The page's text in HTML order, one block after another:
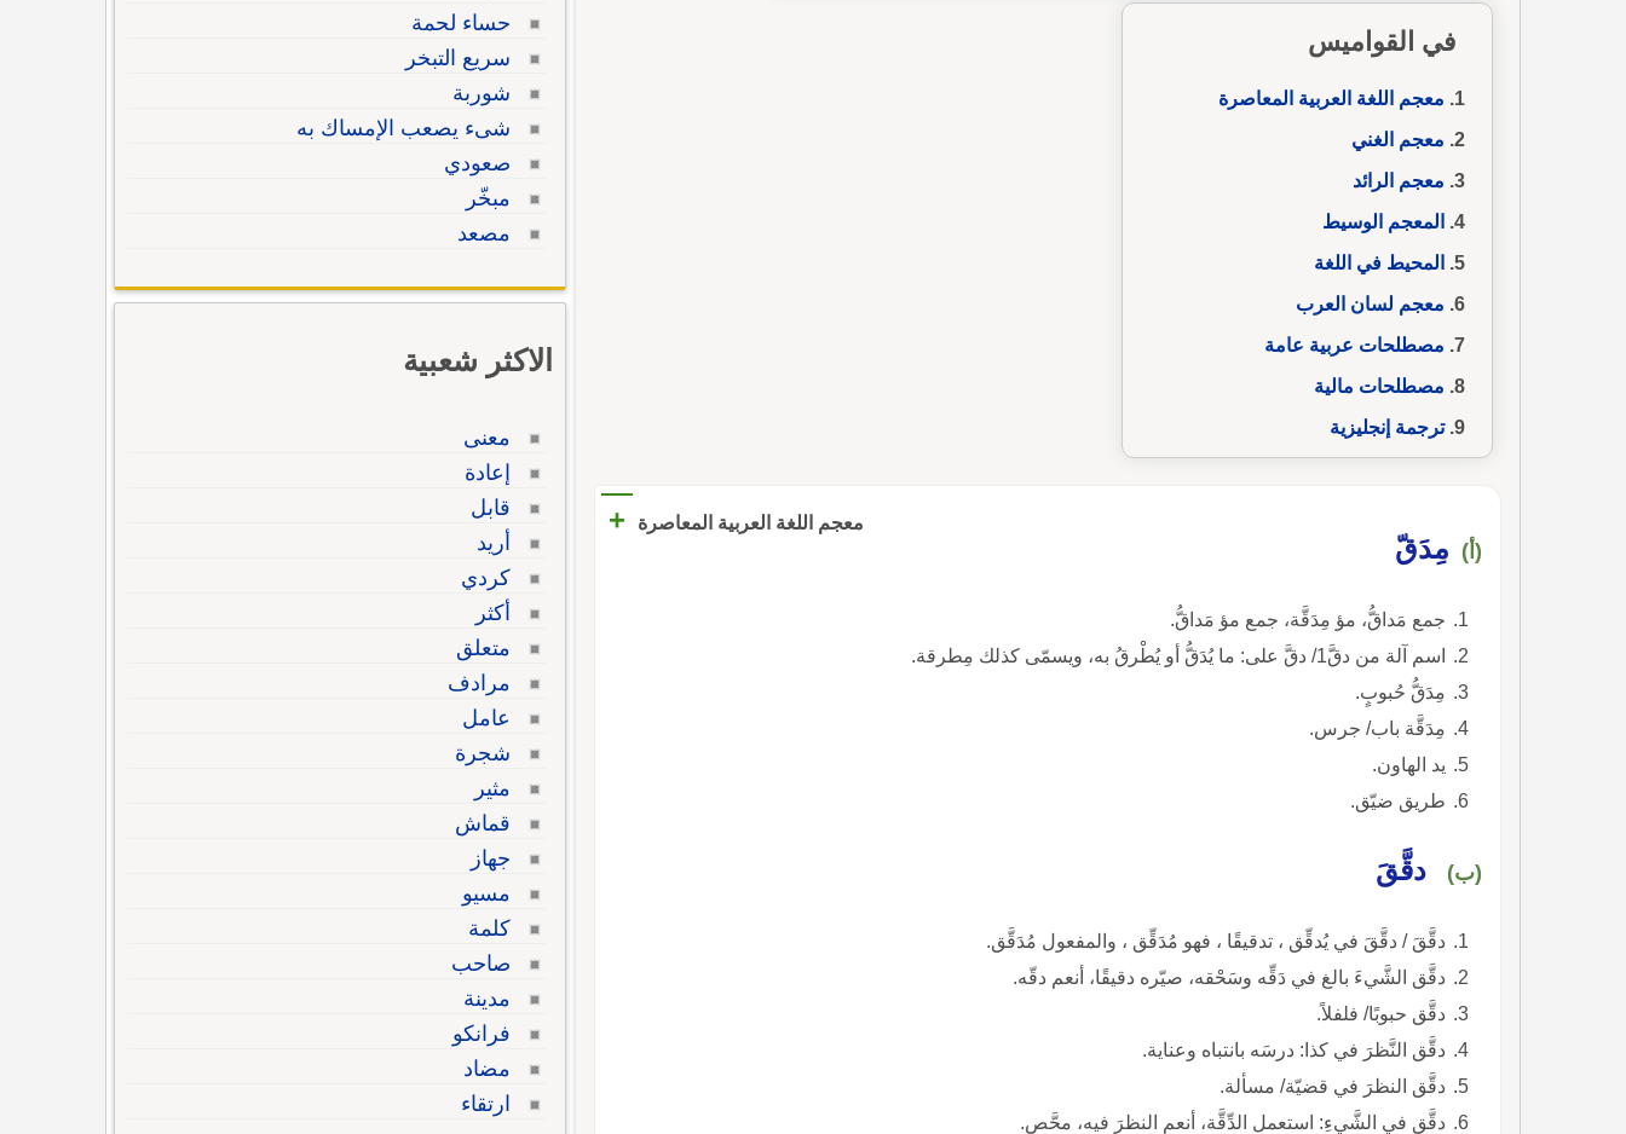
في القواميس
معجم اللغة العربية المعاصرة
معجم الغني
معجم الرائد
المعجم الوسيط
المحيط في اللغة
معجم لسان العرب
مصطلحات عربية عامة
مصطلحات مالية
ترجمة إنجليزية
معجم اللغة العربية المعاصرة +
(أ) مِدَقّ
جمع مَداقُّ، مؤ مِدَقَّة، جمع مؤ مَداقُّ.
اسم آلة من دقَّ1/ دقَّ على: ما يُدَقُّ أو يُطْرقُ به، ويسمّى كذلك مِطرقة.
مِدَقُّ حُبوبٍ.
مِدَقَّة باب/ جرس.
يد الهاون.
طريق ضيّق.
(ب) دقَّقَ
دقَّقَ / دقَّقَ في يُدقِّق ، تدقيقًا ، فهو مُدَقِّق ، والمفعول مُدَقَّق.
دقَّق الشَّيءَ بالغ في دَقِّه وسَحْقه، صيّره دقيقًا، أنعم دقّه.
دقَّق حبوبًا/ فلفلاً.
دقَّق النَّظرَ في كذا: درسَه بانتباه وعناية.
دقَّق النظرَ في قضيّة/ مسألة.
دقَّق في الشَّيءِ: استعمل الدِّقَّة، أنعم النظرَ فيه، محَّص.
حساء لحمة
سريع التبخر
شوربة
شىء يصعب الإمساك به
صعودي
مبخّر
مصعد
الاكثر شعبية
معنى
إعادة
قابل
أريد
كردي
أكثر
متعلق
مرادف
عامل
شجرة
مثير
قماش
جهاز
مسيو
كلمة
صاحب
مدينة
فرانكو
مضاد
ارتقاء